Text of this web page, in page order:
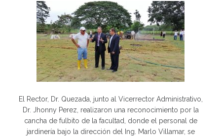
El Rector, Dr. Quezada, junto al Vicerrector Administrativo,
Dr. Jhonny Perez, realizaron una reconocimiento por la
cancha de fulbito de la facultad, donde el personal de
jardinería bajo la dirección del Ing. Marlo Villamar, se